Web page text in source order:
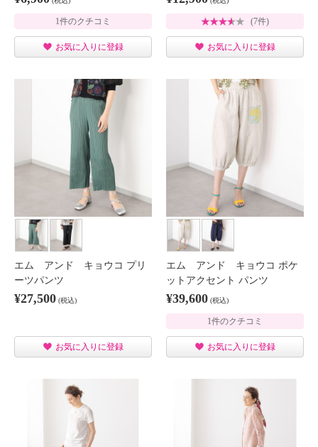
1件のクチコミ
お気に入りに登録
(7件)
お気に入りに登録
エム アンド キョウコ プリ
ーツパンツ
¥27,500 (税込)
お気に入りに登録
エム アンド キョウコ ポケ
ットアクセント パンツ
¥39,600 (税込)
1件のクチコミ
お気に入りに登録